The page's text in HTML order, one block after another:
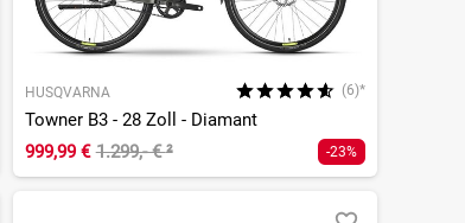
HUSQVARNA (6)*
Towner B3 - 28 Zoll - Diamant
999,99 € 1.299,- €² -23%